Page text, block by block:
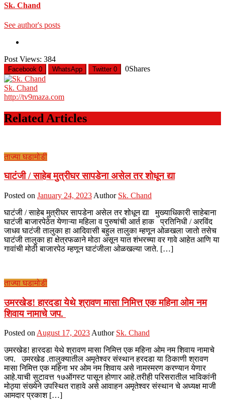
Sk. Chand
See author's posts
Post Views: 384
Facebook 0 WhatsApp Twitter 0 0Shares
Sk. Chand
http://tv9maza.com
Related Articles
ताज्या घडामोडी
घाटंजी / साहेब मुत्रीघर सापडेना असेल तर शोधून द्या
Posted on January 24, 2023 Author Sk. Chand
घाटंजी / साहेब मुत्रीघर सापडेना असेल तर शोधून द्या मुख्याधिकारी साहेबाना
घाटंजी बाजारपेठेत येणाऱ्या महिला व पुरुषांची आर्त हाक प्रतिनिधी / अरविंद
जाधव घाटंजी तालुका हा आदिवासी बहुल तालुका म्हणून ओळखला जातो तसेच
घाटंजी तालुका हा क्षेत्रफळाने मोठा असून यात शंभरच्या वर गावे आहेत आणि या
गावांची मोठी बाजारपेठ म्हणून घाटंजीला ओळखल्या जाते. […]
ताज्या घडामोडी
उमरखेड! हारदडा येथे श्रावण मासा निमित्त एक महिना ओम नम
शिवाय नामाचे जप.
Posted onAugust 17, 2023Author Sk. Chand
उमरखेड! हारदडा येथे श्रावण मासा निमित्त एक महिना ओम नम शिवाय नामाचे
जप. उमरखेड .तालुक्यातील अमृतेश्वर संस्थान हरदडा या ठिकाणी श्रावण
मासा निमित्त एक महिना भर ओम नम शिवाय असे नामस्मरण करण्यान येणार
आहे.याची सुटावत्त १७ऑगस्ट पासून होणार आहे.तरीही परिसरातील भाविकांनी
मोठ्या संख्येने उपस्थित राहावे असे आवाहन अमृतेश्वर संस्थान चे अध्यक्ष माजी
आमदार प्रकाश […]